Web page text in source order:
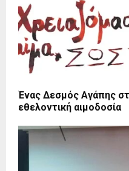
Ένας Δεσμός Αγάπης
εθελοντική αιμοδοσία